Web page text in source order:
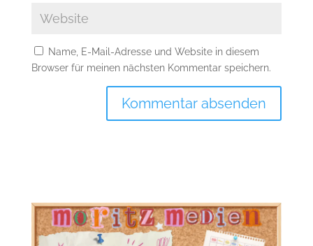
Name, E-Mail-Adresse und Website in diesem
Browser für meinen nächsten Kommentar speichern.